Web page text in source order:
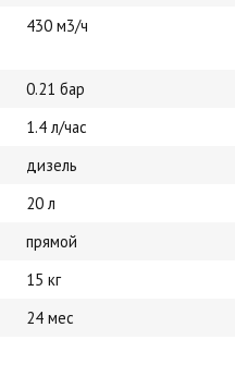
430 м3/ч
0.21 бар
1.4 л/час
дизель
20 л
прямой
15 кг
24 мес